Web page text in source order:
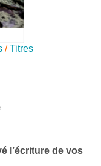
/Titres
l’écriture de vos